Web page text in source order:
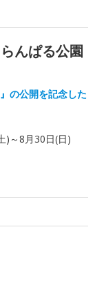
んぱる公園
の公開を記念した
)～8月30日(日)